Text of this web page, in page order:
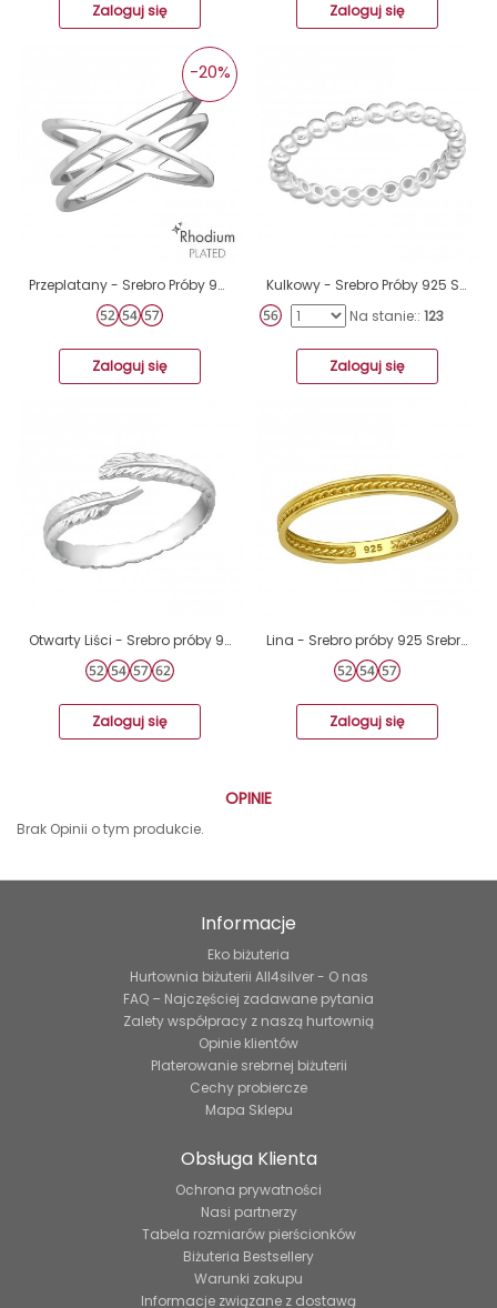
Zaloguj się Zaloguj się
Przeplatany - Srebro Próby 925 Srebrne Pierścionki A4S37987
-20%
Zaloguj się
Kulkowy - Srebro Próby 925 Srebrne Pierścionki A4S41419
Na stanie:: 123
Zaloguj się
Otwarty Liści - Srebro próby 925 Srebrne pierścionki A4S30516
Zaloguj się
Lina - Srebro próby 925 Srebrne pierścionki A4S39168
Zaloguj się
OPINIE
Brak Opinii o tym produkcie.
Informacje
Eko biżuteria
Hurtownia biżuterii All4silver - O nas
FAQ – Najczęściej zadawane pytania
Zalety współpracy z naszą hurtownią
Opinie klientów
Platerowanie srebrnej biżuterii
Cechy probiercze
Mapa Sklepu
Obsługa Klienta
Ochrona prywatności
Nasi partnerzy
Tabela rozmiarów pierścionków
Biżuteria Bestsellery
Warunki zakupu
Informacje związane z dostawą